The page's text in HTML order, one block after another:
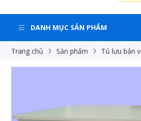
DANH MỤC SẢN PHẨM
Trang chủ Sản phẩm Tủ lưu bản